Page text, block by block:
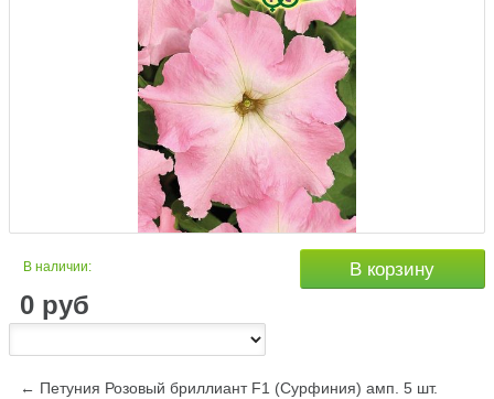
В наличии:
0 руб
В корзину
← Петуния Розовый бриллиант F1 (Сурфиния) амп. 5 шт.